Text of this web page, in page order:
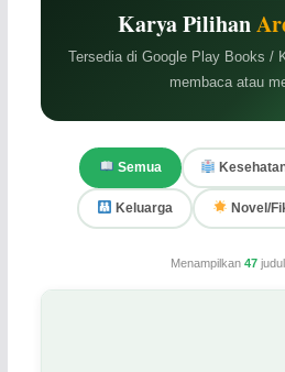
Karya Pilihan
Tersedia di Google Play Books
membaca atau
Semua
Keluarga Novel/
Menampilkan47